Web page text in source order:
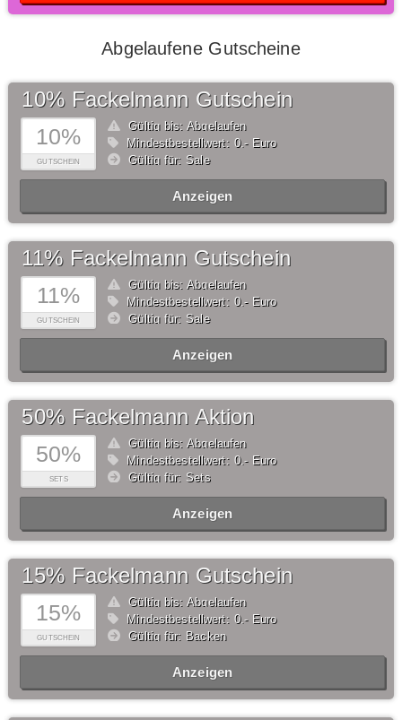
Abgelaufene Gutscheine
10%
GUTSCHEIN
10% Fackelmann Gutschein
Gültig bis: Abgelaufen
Mindestbestellwert: 0,- Euro
Gültig für: Sale
Anzeigen
11%
GUTSCHEIN
11% Fackelmann Gutschein
Gültig bis: Abgelaufen
Mindestbestellwert: 0,- Euro
Gültig für: Sale
Anzeigen
50%
SETS
50% Fackelmann Aktion
Gültig bis: Abgelaufen
Mindestbestellwert: 0,- Euro
Gültig für: Sets
Anzeigen
15%
GUTSCHEIN
15% Fackelmann Gutschein
Gültig bis: Abgelaufen
Mindestbestellwert: 0,- Euro
Gültig für: Backen
Anzeigen